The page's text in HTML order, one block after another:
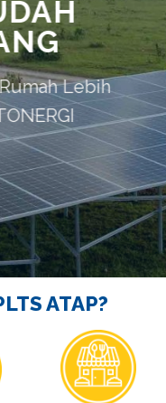
Lebih
ATAP?